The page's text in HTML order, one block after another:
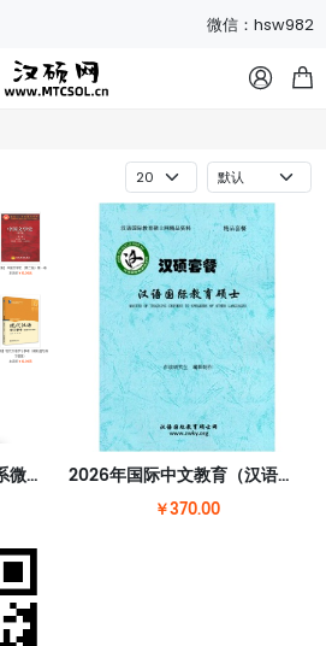
微信：hsw982
 
各种书，请看详情页，联系微信hsw982改价 2026年国际中文教育（汉语国际教育）硕士套餐
￥370.00